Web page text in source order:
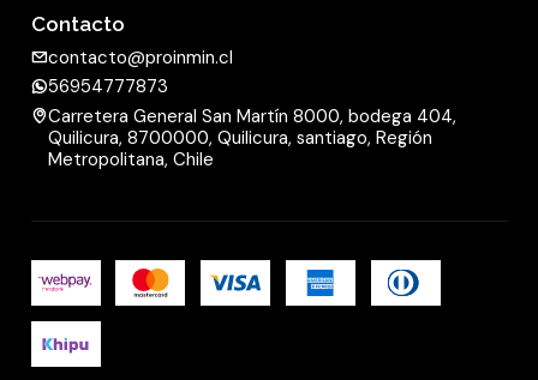
Contacto
contacto@proinmin.cl
56954777873
Carretera General San Martín 8000, bodega 404,
Quilicura, 8700000, Quilicura, santiago, Región
Metropolitana, Chile